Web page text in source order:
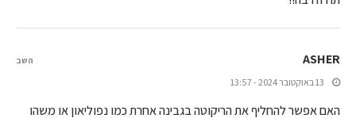
ASHER
13 באוקטובר 2024 - 13:57
האם אפשר להחליף את הריקוטה בגבינה אחרת כמו נפוליאון או משהו
השב